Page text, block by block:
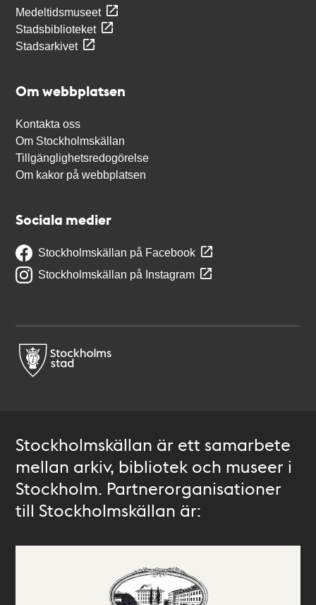
Medeltidsmuseet
Stadsbiblioteket
Stadsarkivet
Om webbplatsen
Kontakta oss
Om Stockholmskällan
Tillgänglighetsredogörelse
Om kakor på webbplatsen
Sociala medier
Stockholmskällan på Facebook
Stockholmskällan på Instagram
Stockholmskällan är ett samarbete
mellan arkiv, bibliotek och museer i
Stockholm. Partnerorganisationer
till Stockholmskällan är: